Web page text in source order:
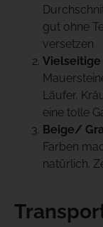
gut ohne
versetzen
Läufer,
eine tolle
Beige/
Farben
natürlich.